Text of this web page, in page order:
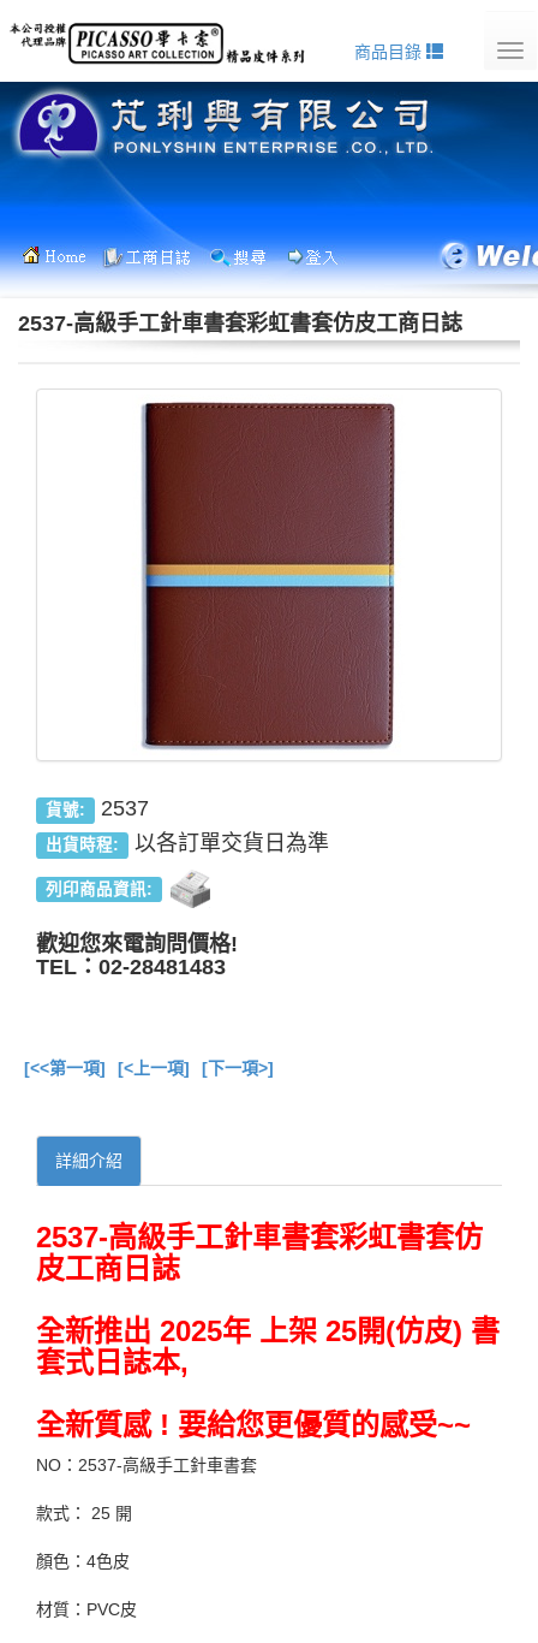
商品目錄
2537-高級手工針車書套彩虹書套仿皮工商日誌
貨號: 2537
出貨時程: 以各訂單交貨日為準
列印商品資訊:
歡迎您來電詢問價格!
TEL：02-28481483
[<<第一項] [<上一項] [下一項>]
詳細介紹
2537-高級手工針車書套彩虹書套仿
皮工商日誌
全新推出 2025年 上架 25開(仿皮) 書
套式日誌本,
全新質感 ! 要給您更優質的感受~~
NO：2537-高級手工針車書套
款式： 25 開
顏色：4色皮
材質：PVC皮